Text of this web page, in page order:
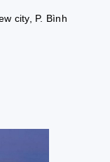
city, P. Bình